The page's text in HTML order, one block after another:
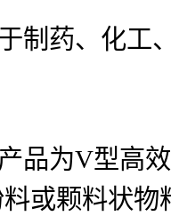
制药、化工
品为V型高
或颗料状